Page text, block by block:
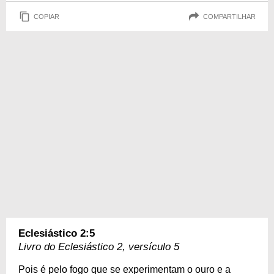
COPIAR COMPARTILHAR
Eclesiástico 2:5
Livro do Eclesiástico 2, versículo 5
Pois é pelo fogo que se experimentam o ouro e a